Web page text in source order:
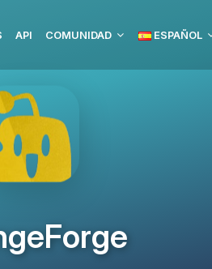
API COMUNIDAD ESPAÑOL